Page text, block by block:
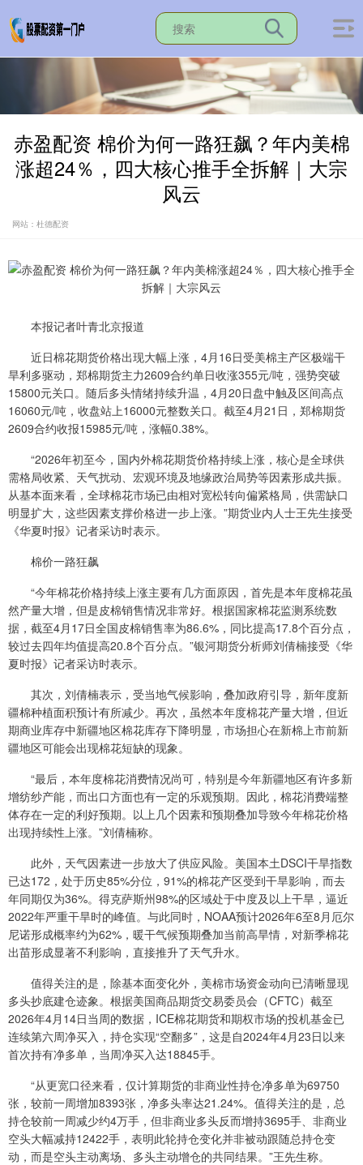
赤盈配资 棉价为何一路狂飙？年内美棉
涨超24％，四大核心推手全拆解｜大宗
风云
网站：杜德配资
本报记者叶青北京报道
近日棉花期货价格出现大幅上涨，4月16日受美棉主产区极端干
旱利多驱动，郑棉期货主力2609合约单日收涨355元/吨，强势突破
15800元关口。随后多头情绪持续升温，4月20日盘中触及区间高点
16060元/吨，收盘站上16000元整数关口。截至4月21日，郑棉期货
2609合约收报15985元/吨，涨幅0.38%。
“2026年初至今，国内外棉花期货价格持续上涨，核心是全球供
需格局收紧、天气扰动、宏观环境及地缘政治局势等因素形成共振。
从基本面来看，全球棉花市场已由相对宽松转向偏紧格局，供需缺口
明显扩大，这些因素支撑价格进一步上涨。”期货业内人士王先生接受
《华夏时报》记者采访时表示。
棉价一路狂飙
“今年棉花价格持续上涨主要有几方面原因，首先是本年度棉花虽
然产量大增，但是皮棉销售情况非常好。根据国家棉花监测系统数
据，截至4月17日全国皮棉销售率为86.6%，同比提高17.8个百分点，
较过去四年均值提高20.8个百分点。”银河期货分析师刘倩楠接受《华
夏时报》记者采访时表示。
其次，刘倩楠表示，受当地气候影响，叠加政府引导，新年度新
疆棉种植面积预计有所减少。再次，虽然本年度棉花产量大增，但近
期商业库存中新疆地区棉花库存下降明显，市场担心在新棉上市前新
疆地区可能会出现棉花短缺的现象。
“最后，本年度棉花消费情况尚可，特别是今年新疆地区有许多新
增纺纱产能，而出口方面也有一定的乐观预期。因此，棉花消费端整
体存在一定的利好预期。以上几个因素和预期叠加导致今年棉花价格
出现持续性上涨。”刘倩楠称。
此外，天气因素进一步放大了供应风险。美国本土DSCI干旱指数
已达172，处于历史85%分位，91%的棉花产区受到干旱影响，而去
年同期仅为36%。得克萨斯州98%的区域处于中度及以上干旱，逼近
2022年严重干旱时的峰值。与此同时，NOAA预计2026年6至8月厄尔
尼诺形成概率约为62%，暖干气候预期叠加当前高旱情，对新季棉花
出苗形成显著不利影响，直接推升了天气升水。
值得关注的是，除基本面变化外，美棉市场资金动向已清晰显现
多头抄底建仓迹象。根据美国商品期货交易委员会（CFTC）截至
2026年4月14日当周的数据，ICE棉花期货和期权市场的投机基金已
连续第六周净买入，持仓实现“空翻多”，这是自2024年4月23日以来
首次持有净多单，当周净买入达18845手。
“从更宽口径来看，仅计算期货的非商业性持仓净多单为69750
张，较前一周增加8393张，净多头率达21.24%。值得关注的是，总
持仓较前一周减少约4万手，但非商业多头反而增持3695手、非商业
空头大幅减持12422手，表明此轮持仓变化并非被动跟随总持仓变
动，而是空头主动离场、多头主动增仓的共同结果。”王先生称。